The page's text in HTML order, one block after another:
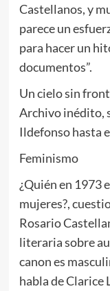
Castellanos, y
parece un
para hacer un
documentos”.
Un cielo sin
Archivo inédito,
Ildefonso hasta
Feminismo
¿Quién en 1973
mujeres?,
Rosario
literaria sobre
canon es
habla de Clarice